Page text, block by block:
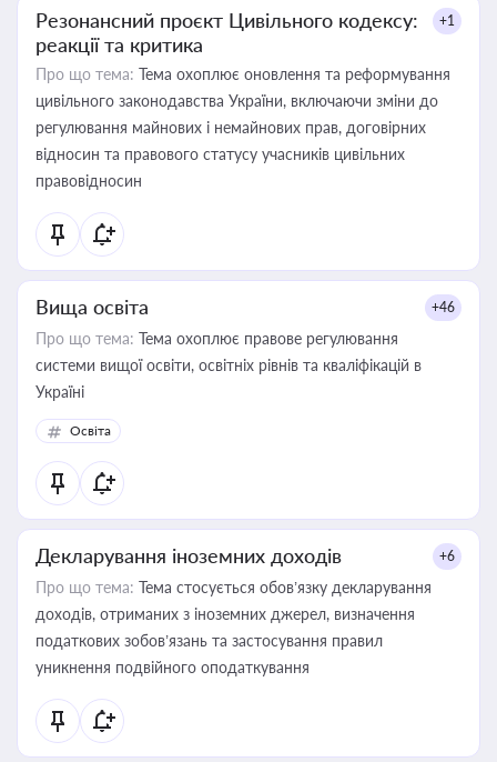
Резонансний проєкт Цивільного кодексу:
реакції та критика
+1
Про що тема: Тема охоплює оновлення та реформування
цивільного законодавства України, включаючи зміни до
регулювання майнових і немайнових прав, договірних
відносин та правового статусу учасників цивільних
правовідносин
Вища освіта +46
Про що тема: Тема охоплює правове регулювання
системи вищої освіти, освітніх рівнів та кваліфікацій в
Україні
Освіта
Декларування іноземних доходів +6
Про що тема: Тема стосується обов’язку декларування
доходів, отриманих з іноземних джерел, визначення
податкових зобов’язань та застосування правил
уникнення подвійного оподаткування